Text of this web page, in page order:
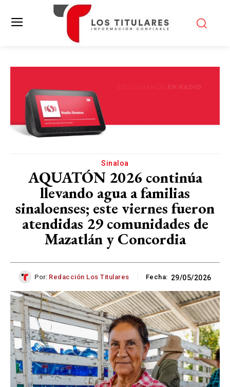
Sinaloa
AQUATÓN 2026 continúa
llevando agua a familias
sinaloenses; este viernes fueron
atendidas 29 comunidades de
Mazatlán y Concordia
Por: Redacción Los Titulares Fecha: 29/05/2026